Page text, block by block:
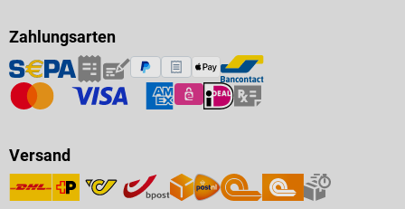
Zahlungsarten
Versand